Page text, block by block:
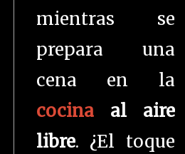
mientras se
prepara una
cena en la
cocinaal aire
libre. ¿El toque